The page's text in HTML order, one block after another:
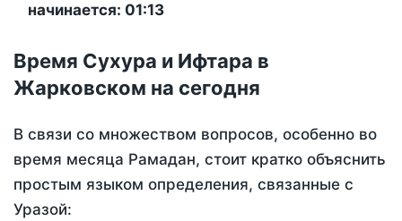
начинается: 01:13
Время Сухура и Ифтара в
Жарковском на сегодня
В связи со множеством вопросов, особенно во
время месяца Рамадан, стоит кратко объяснить
простым языком определения, связанные с
Уразой: